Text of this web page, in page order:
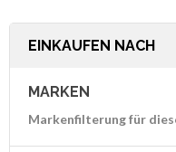
EINKAUFEN NACH
MARKEN
Markenfilterung für